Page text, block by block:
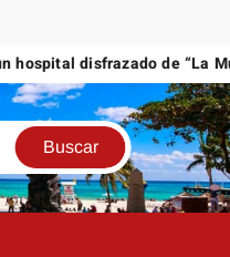
disfrazado de “La